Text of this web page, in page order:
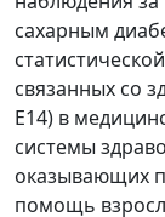
сахарным
связанных со
Е14) в
системы
оказывающих
помощь